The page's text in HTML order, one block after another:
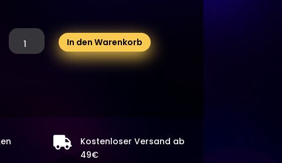
Capgun
-
Kronkorkenpistole,
5
In den Warenkorb

Kostenloser Versand ab
49€